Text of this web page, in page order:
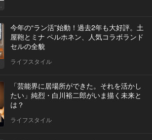
生活”
今年の“ラン活”始動！過去2年も大好評。土
屋鞄とミナ ペルホネン、人気コラボランド
セルの全貌
ライフスタイル
「芸能界に居場所ができた。それを活かし
たい」純烈・白川裕二郎がいま描く未来と
は？
ライフスタイル